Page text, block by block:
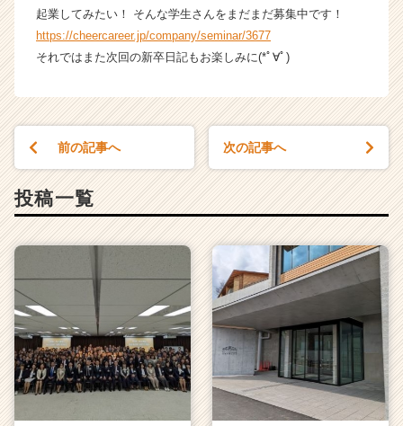
起業してみたい！ そんな学生さんをまだまだ募集中です！
https://cheercareer.jp/company/seminar/3677
それではまた次回の新卒日記もお楽しみに(*ﾟ∀ﾟ)
前の記事へ 次の記事へ
投稿一覧